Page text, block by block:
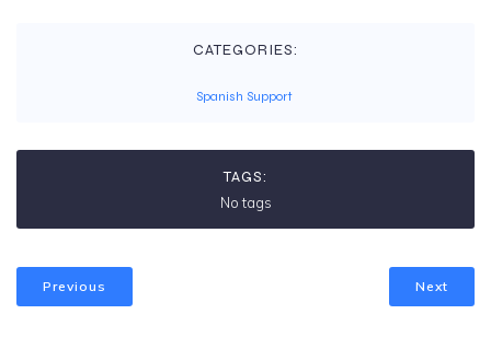
CATEGORIES:
Spanish Support
TAGS:
No tags
Previous Next